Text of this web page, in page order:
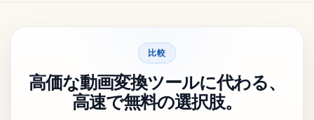
比較
高価な動画変換ツールに代わる、
高速で無料の選択肢。